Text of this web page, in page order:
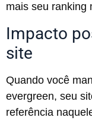
mais seu ranking
Impacto
site
Quando você
evergreen, seu
referência